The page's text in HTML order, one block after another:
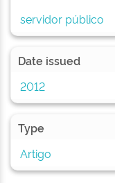
servidor público
Date issued
2012
Type
Artigo